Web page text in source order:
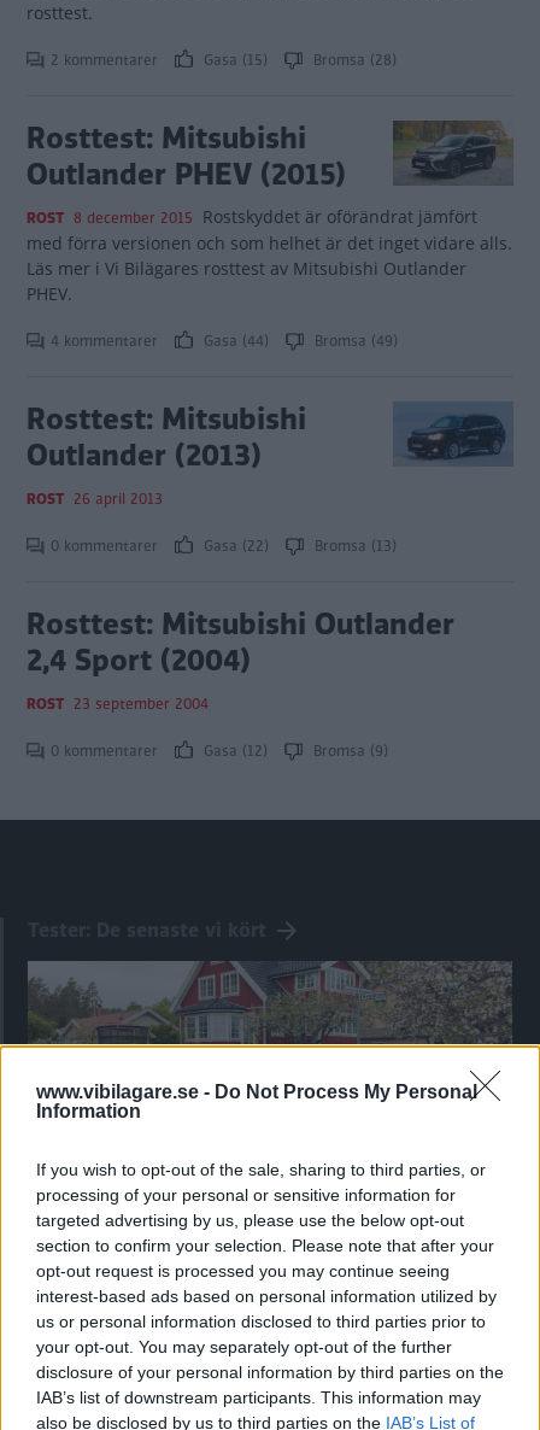
www.vibilagare.se - Do Not Process My Personal
Information
If you wish to opt-out of the sale, sharing to third parties, or
processing of your personal or sensitive information for
targeted advertising by us, please use the below opt-out
section to confirm your selection. Please note that after your
opt-out request is processed you may continue seeing
interest-based ads based on personal information utilized by
us or personal information disclosed to third parties prior to
your opt-out. You may separately opt-out of the further
disclosure of your personal information by third parties on the
IAB’s list of downstream participants. This information may
also be disclosed by us to third parties on the IAB’s List of
rosttest.
2 kommentarer Gasa (15) Bromsa (28)
Rosttest: Mitsubishi
Outlander PHEV (2015)
ROST 8 december 2015 Rostskyddet är oförändrat jämfört
med förra versionen och som helhet är det inget vidare alls.
Läs mer i Vi Bilägares rosttest av Mitsubishi Outlander
PHEV.
4 kommentarer Gasa (44) Bromsa (49)
Rosttest: Mitsubishi
Outlander (2013)
ROST 26 april 2013
0 kommentarer Gasa (22) Bromsa (13)
Rosttest: Mitsubishi Outlander
2,4 Sport (2004)
ROST 23 september 2004
0 kommentarer Gasa (12) Bromsa (9)
Kia utmanar i kombiklassen – blir omkörd
av ”gamlingen”
Nykomlingen fälls av en besvärande nackdel.